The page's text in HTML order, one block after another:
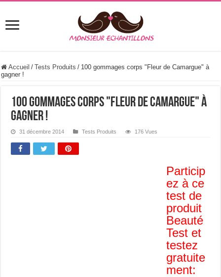
Accueil / Tests Produits / 100 gommages corps "Fleur de Camargue" à
gagner !
100 gommages corps "Fleur de Camargue" à
gagner !
31 décembre 2014 Tests Produits 176 Vues
Particip
ez à ce
test de
produit
Beauté
Test et
testez
gratuite
ment: